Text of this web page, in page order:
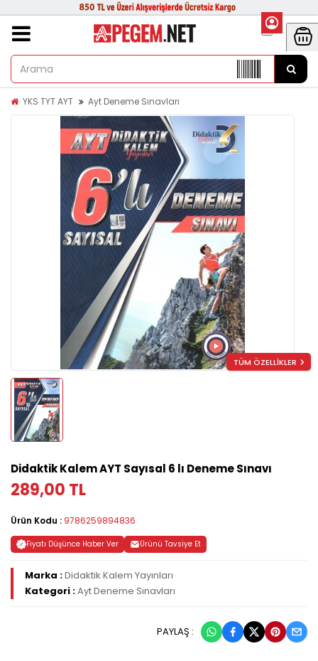
YKS TYT AYT Ayt Deneme Sınavları
TÜM ÖZELLİKLER
Didaktik Kalem AYT Sayısal 6 lı Deneme Sınavı
289,00 TL
Ürün Kodu : 9786259894836
Fiyatı Düşünce Haber Ver Ürünü Tavsiye Et
Marka :Didaktik Kalem Yayınları
Kategori :Ayt Deneme Sınavları
PAYLAŞ :